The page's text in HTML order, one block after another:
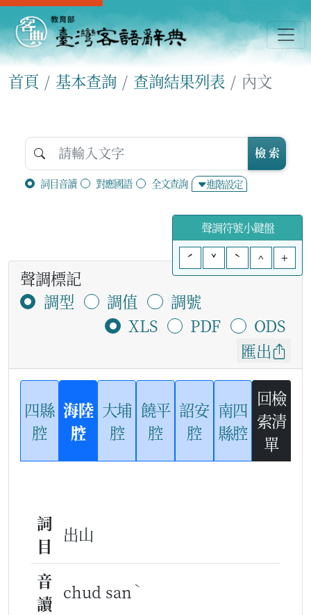
首頁 基本查詢 查詢結果列表 內文
詞目音讀 對應國語 全文查詢 進階設定
檢 索
聲調符號小鍵盤
ˊ
ˇ ˋ ^ +
聲調標記
調型
調值
調號
XLS
PDF
ODS
匯出
四縣
腔
海陸
腔
大埔
腔
饒平
腔
詔安
腔
南四
縣腔
回檢
索清
單
詞
目
出山
音
讀
chud san ˋ